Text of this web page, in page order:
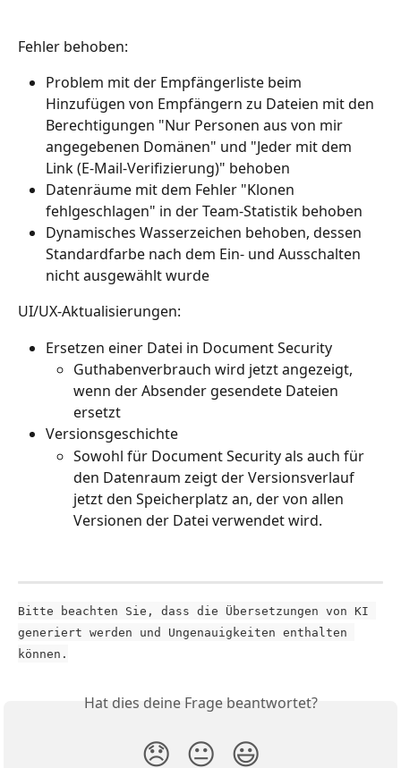
Fehler behoben:
Problem mit der Empfängerliste beim
Hinzufügen von Empfängern zu Dateien mit den
Berechtigungen "Nur Personen aus von mir
angegebenen Domänen" und "Jeder mit dem
Link (E-Mail-Verifizierung)" behoben
Datenräume mit dem Fehler "Klonen
fehlgeschlagen" in der Team-Statistik behoben
Dynamisches Wasserzeichen behoben, dessen
Standardfarbe nach dem Ein- und Ausschalten
nicht ausgewählt wurde
UI/UX-Aktualisierungen:
Ersetzen einer Datei in Document Security
Guthabenverbrauch wird jetzt angezeigt,
wenn der Absender gesendete Dateien
ersetzt
Versionsgeschichte
Sowohl für Document Security als auch für
den Datenraum zeigt der Versionsverlauf
jetzt den Speicherplatz an, der von allen
Versionen der Datei verwendet wird.
Bitte beachten Sie, dass die Übersetzungen von KI
generiert werden und Ungenauigkeiten enthalten
können.
Hat dies deine Frage beantwortet?
😞 😐 😃